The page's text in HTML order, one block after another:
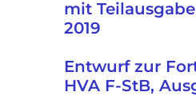
mit
2019
Entwurf zur
HVA F-StB,